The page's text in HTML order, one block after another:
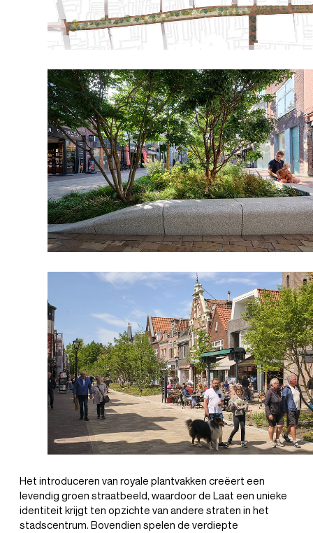
Het introduceren van royale plantvakken creëert een
levendig groen straatbeeld, waardoor de Laat een unieke
identiteit krijgt ten opzichte van andere straten in het
stadscentrum. Bovendien spelen de verdiepte